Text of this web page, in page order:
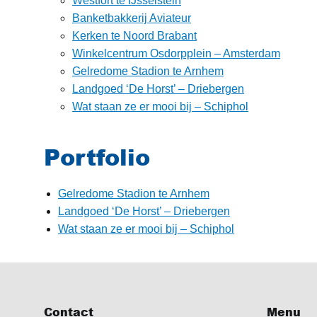
Banketbakkerij Aviateur
Kerken te Noord Brabant
Winkelcentrum Osdorpplein – Amsterdam
Gelredome Stadion te Arnhem
Landgoed ‘De Horst’ – Driebergen
Wat staan ze er mooi bij – Schiphol
Portfolio
Gelredome Stadion te Arnhem
Landgoed ‘De Horst’ – Driebergen
Wat staan ze er mooi bij – Schiphol
Contact Menu